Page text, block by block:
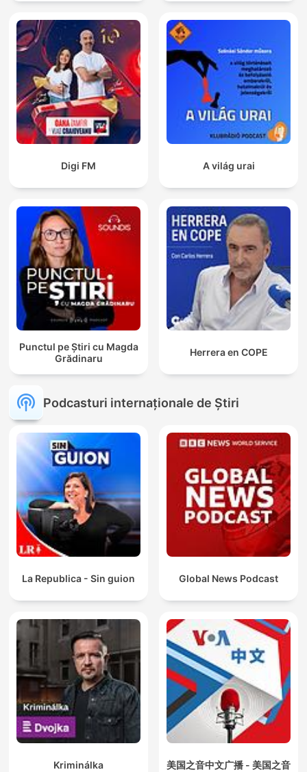
Digi FM A világ urai
Punctul pe Știri cu Magda
Grădinaru
Herrera en COPE
Podcasturi internaționale de Știri
La Republica - Sin guion Global News Podcast
Kriminálka 美国之音中文广播 - 美国之音